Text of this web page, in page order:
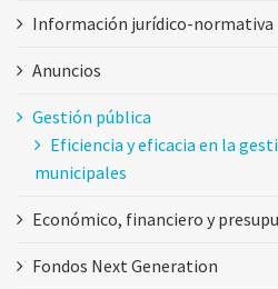
Información jurídico-normativa
Anuncios
Gestión pública
Eficiencia y eficacia en la
municipales
Económico, financiero y
Fondos Next Generation